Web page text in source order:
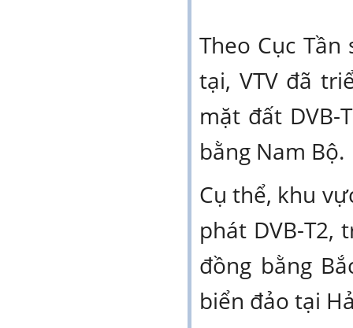
Theo Cục
tại, VTV đã
mặt đất DVB-
bằng Nam Bộ.
Cụ thể, khu
phát DVB-T2,
đồng bằng
biển đảo tại